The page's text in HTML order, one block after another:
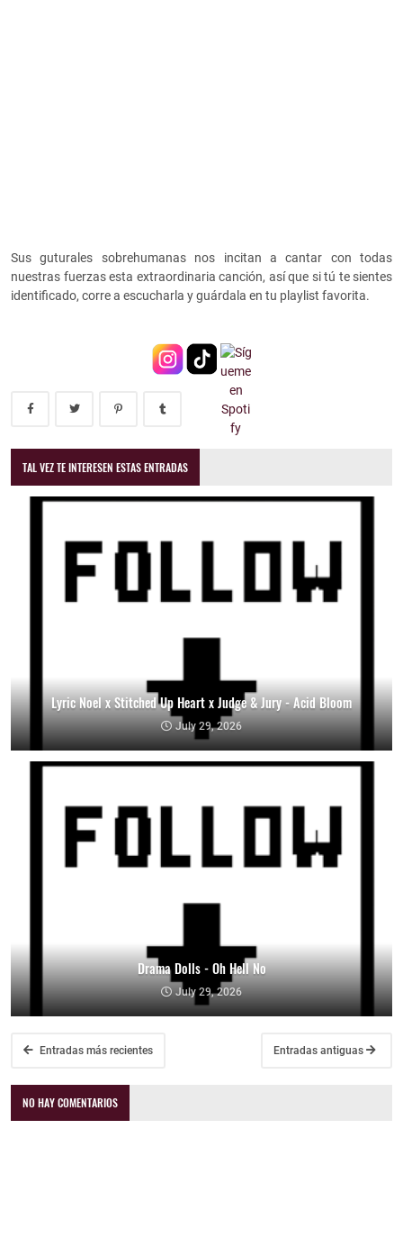
Sus guturales sobrehumanas nos incitan a cantar con todas
nuestras fuerzas esta extraordinaria canción, así que si tú te sientes
identificado, corre a escucharla y guárdala en tu playlist favorita.
TAL VEZ TE INTERESEN ESTAS ENTRADAS
Lyric Noel x Stitched Up Heart x Judge & Jury - Acid Bloom
July 29, 2026
Drama Dolls - Oh Hell No
July 29, 2026
Entradas más recientes Entradas antiguas
NO HAY COMENTARIOS